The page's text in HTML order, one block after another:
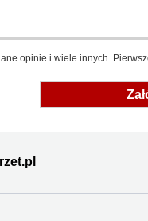
opinie i wiele innych.